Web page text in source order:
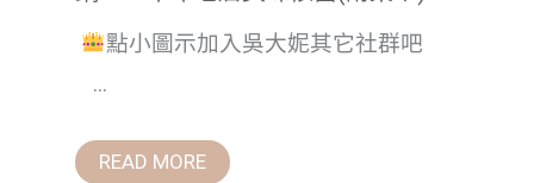
點小圖示加入吳大妮其它社群吧
...
READ MORE